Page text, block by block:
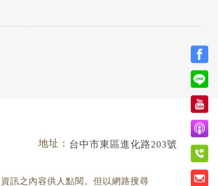
地址： 台中市東區進化路203號
訊之內容供人點閱。但以網路搜尋